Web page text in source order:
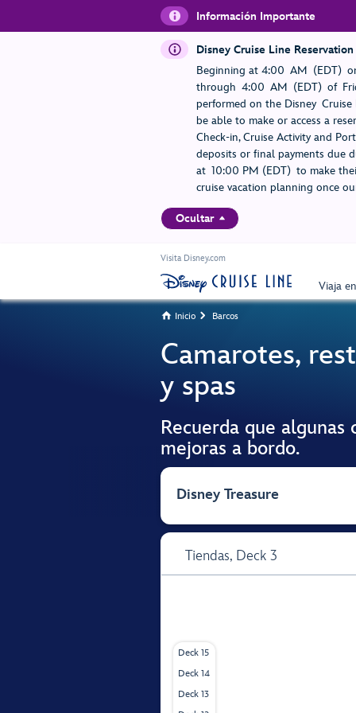
Información Importante
Disney Cruise Line
Beginning at 4:00 AM (EDT)
through 4:00 AM (EDT) of
performed on the Disney
be able to make or access a
Check-in, Cruise Activity and
deposits or final payments due
at 10:00 PM (EDT) to make
cruise vacation planning once
Ocultar
Visita Disney.com
Viaja
 Inicio  Barcos
Camarotes,
y spas
Recuerda que
mejoras a bordo.
Disney Treasure
Tiendas, Deck 3
Deck 15
Deck 14
Deck 13